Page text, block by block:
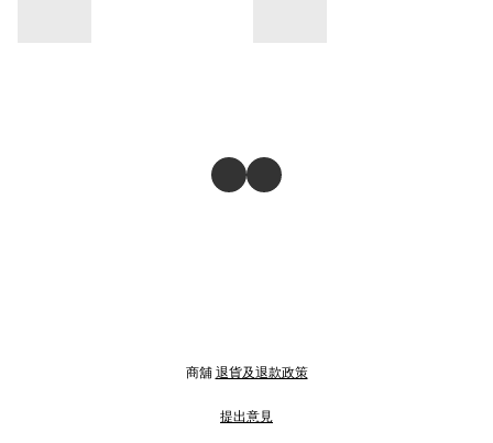
商舖 退貨及退款政策
提出意見